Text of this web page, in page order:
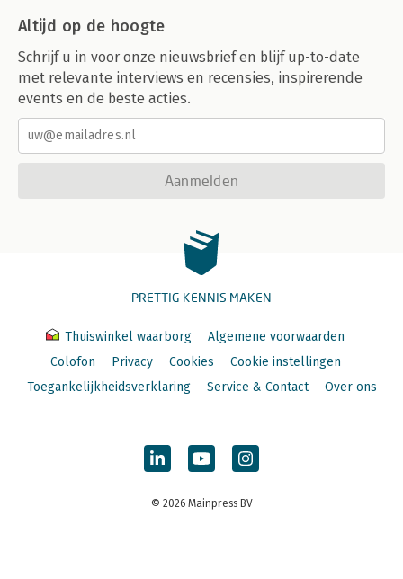
Altijd op de hoogte
Schrijf u in voor onze nieuwsbrief en blijf up-to-date
met relevante interviews en recensies, inspirerende
events en de beste acties.
Aanmelden
PRETTIG KENNIS MAKEN
Thuiswinkel waarborg
Algemene voorwaarden
Colofon
Privacy Cookies
Cookie instellingen
Toegankelijkheidsverklaring
Service & Contact Over ons
© 2026 Mainpress BV